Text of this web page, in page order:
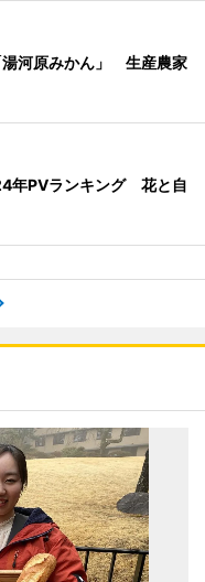
湯河原みかん」 生産農家
年PVランキング 花と自